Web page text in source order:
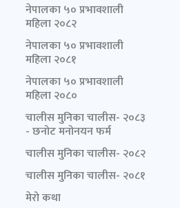
नेपालका ५० प्रभावशाली
महिला २०८२
नेपालका ५० प्रभावशाली
महिला २०८१
नेपालका ५० प्रभावशाली
महिला २०८०
चालीस मुनिका चालीस- २०८३
- छनोट मनोनयन फर्म
चालीस मुनिका चालीस- २०८२
चालीस मुनिका चालीस- २०८१
मेरो कथा